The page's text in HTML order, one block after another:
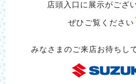
店頭入口に展示がござ
ぜひご覧ください
みなさまのご来店お待ちし